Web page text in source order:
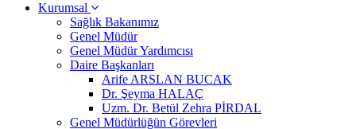
Kurumsal
Sağlık Bakanımız
Genel Müdür
Genel Müdür Yardımcısı
Daire Başkanları
Arife ARSLAN BUCAK
Dr. Şeyma HALAÇ
Uzm. Dr. Betül Zehra PİRDAL
Genel Müdürlüğün Görevleri